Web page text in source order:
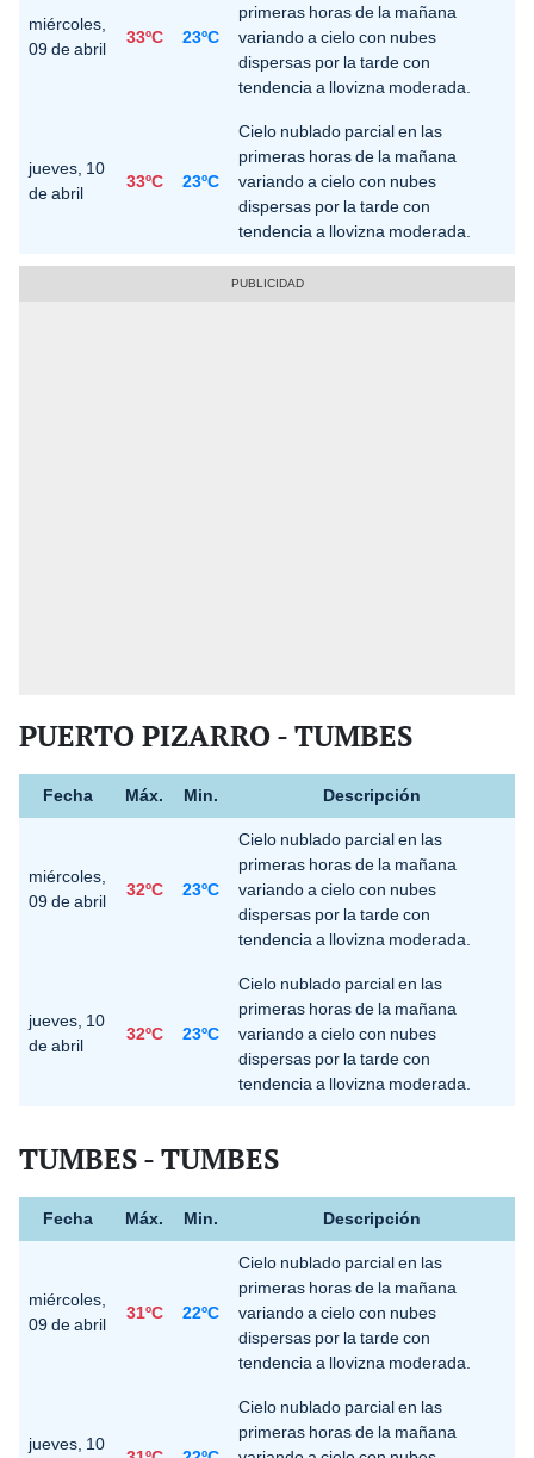
miércoles,
09 de abril
33ºC 23ºC
primeras horas de la mañana
variando a cielo con nubes
dispersas por la tarde con
tendencia a llovizna moderada.
jueves, 10
de abril
33ºC 23ºC
Cielo nublado parcial en las
primeras horas de la mañana
variando a cielo con nubes
dispersas por la tarde con
tendencia a llovizna moderada.
PUERTO PIZARRO - TUMBES
Fecha Máx. Min. Descripción
miércoles,
09 de abril
32ºC 23ºC
Cielo nublado parcial en las
primeras horas de la mañana
variando a cielo con nubes
dispersas por la tarde con
tendencia a llovizna moderada.
jueves, 10
de abril
32ºC 23ºC
Cielo nublado parcial en las
primeras horas de la mañana
variando a cielo con nubes
dispersas por la tarde con
tendencia a llovizna moderada.
TUMBES - TUMBES
Fecha Máx. Min. Descripción
miércoles,
09 de abril
31ºC 22ºC
Cielo nublado parcial en las
primeras horas de la mañana
variando a cielo con nubes
dispersas por la tarde con
tendencia a llovizna moderada.
jueves, 10
Cielo nublado parcial en las
primeras horas de la mañana